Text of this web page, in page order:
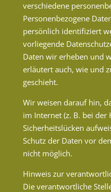
verschiedene
Personenbezogene
persönlich identifiziert
vorliegende
Daten wir erheben und
erläutert auch, wie und
geschieht.
Wir weisen darauf hin,
im Internet (z. B. bei
Sicherheitslücken
Schutz der Daten vor
nicht möglich.
Hinweis zur
Die verantwortliche